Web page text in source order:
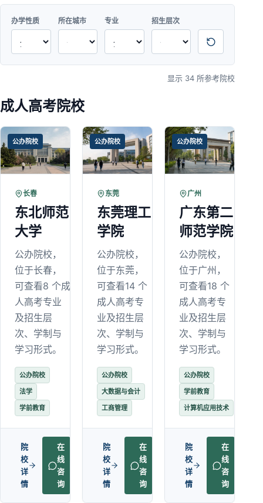
办学性质 所在城市 专业 招生层次
显示 34 所参考院校
成人高考院校
公办院校
长春
东北师范
大学
公办院校，
位于长春，
可查看8 个成
人高考专业
及招生层
次、学制与
学习形式。
公办院校
法学
学前教育
院
校
详
情
在
线
咨
询
公办院校
东莞
东莞理工
学院
公办院校，
位于东莞，
可查看14 个
成人高考专
业及招生层
次、学制与
学习形式。
公办院校
大数据与会计
工商管理
院
校
详
情
在
线
咨
询
公办院校
广州
广东第二
师范学院
公办院校，
位于广州，
可查看18 个
成人高考专
业及招生层
次、学制与
学习形式。
公办院校
学前教育
计算机应用技术
院
校
详
情
在
线
咨
询